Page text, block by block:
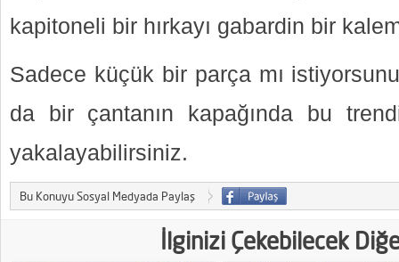
kapitoneli bir hırkayı gabardin bir
Sadece küçük bir parça mı
da bir çantanın kapağında bu
yakalayabilirsiniz.
Bu Konuyu Sosyal Medyada Paylaş
İlginizi Çekebilecek